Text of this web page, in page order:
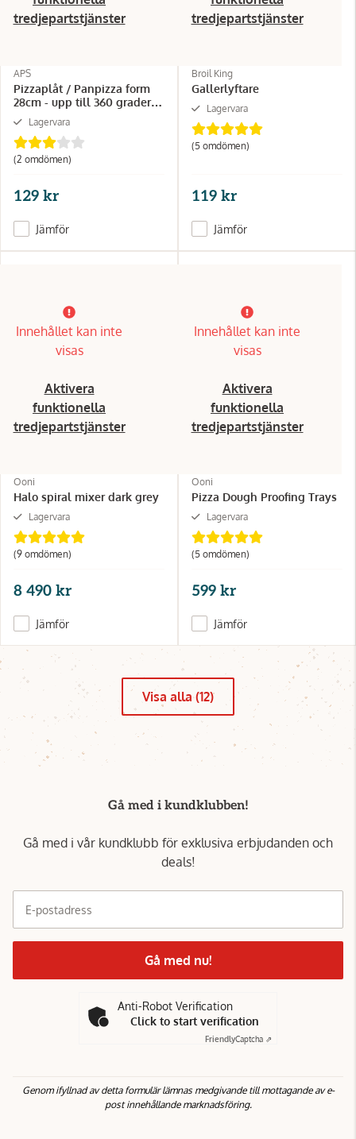
tredjepartstjänster
APS
Pizzaplåt / Panpizza form
28cm - upp till 360 grader -
TURKLagervara
(2 omdömen)
129 kr
Jämför
tredjepartstjänster
Broil King
Gallerlyftare
Lagervara
(5 omdömen)
119 kr
Jämför
Innehållet kan inte
visas
Aktivera
funktionella
tredjepartstjänster
Ooni
Halo spiral mixer dark grey
Lagervara
(9 omdömen)
8 490 kr
Jämför
Innehållet kan inte
visas
Aktivera
funktionella
tredjepartstjänster
Ooni
Pizza Dough Proofing Trays
Lagervara
(5 omdömen)
599 kr
Jämför
Visa alla (12)
Gå med i kundklubben!
Gå med i vår kundklubb för exklusiva erbjudanden och
deals!
E-postadress
Gå med nu!
Anti-Robot Verification
Click to start verification
FriendlyCaptcha ⇗
Genom ifyllnad av detta formulär lämnas medgivande till mottagande av e-
post innehållande marknadsföring.